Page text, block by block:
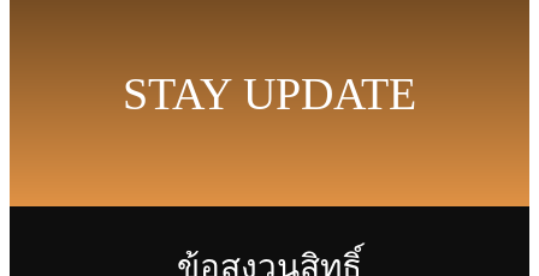
STAY UPDATE
ข้อสงวนสิทธิ์